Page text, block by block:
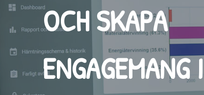
OCH SKAPA
ENGAGEMANG I